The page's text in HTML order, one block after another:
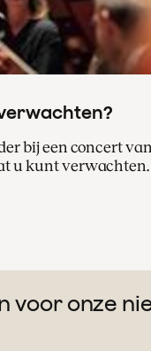
bij een concert
u kunt verwachten.
voor onze